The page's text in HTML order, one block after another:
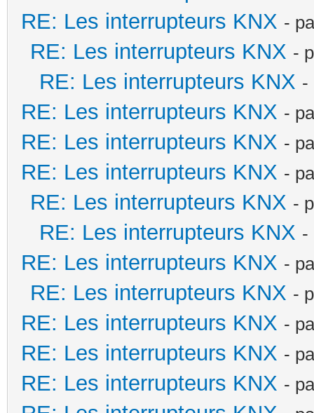
RE: Les interrupteurs KNX -
RE: Les interrupteurs KNX -
RE: Les interrupteurs KNX -
RE: Les interrupteurs KNX -
RE: Les interrupteurs KNX -
RE: Les interrupteurs KNX -
RE: Les interrupteurs KNX -
RE: Les interrupteurs KNX -
RE: Les interrupteurs KNX -
RE: Les interrupteurs KNX -
RE: Les interrupteurs KNX -
RE: Les interrupteurs KNX -
RE: Les interrupteurs KNX -